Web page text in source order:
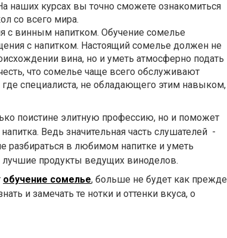
наших курсах вы точно сможете ознакомиться
со всего мира.
с винным напитком. Обучение сомелье
с напитком. Настоящий сомелье должен не
вина, но и уметь атмосферно подать
что сомелье чаще всего обслуживают
специалиста, не обладающего этим навыком,
поистине элитную профессию, но и поможет
Ведь значительная часть слушателей -
разбираться в любимом напитке и уметь
лучшие продукты ведущих виноделов.
обучение сомелье, больше не будет как прежде
и замечать те нотки и оттенки вкуса, о